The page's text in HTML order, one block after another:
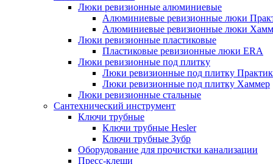
Люки ревизионные алюминиевые
Алюминиевые ревизионные люки
Алюминиевые ревизионные люки
Люки ревизионные пластиковые
Пластиковые ревизионные люки ERA
Люки ревизионные под плитку
Люки ревизионные под плитку
Люки ревизионные под плитку Хаммер
Люки ревизионные стальные
Сантехнический инструмент
Ключи трубные
Ключи трубные Hesler
Ключи трубные Зубр
Оборудование для прочистки канализации
Пресс-клещи